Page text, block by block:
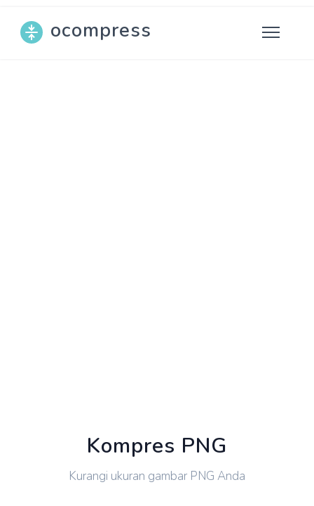
ocompress
Kompres PNG
Kurangi ukuran gambar PNG Anda